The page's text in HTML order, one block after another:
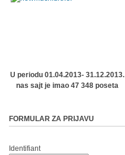
U periodu 01.04.2013- 31.12.2013.
nas sajt je imao 47 348 poseta
FORMULAR ZA PRIJAVU
Identifiant